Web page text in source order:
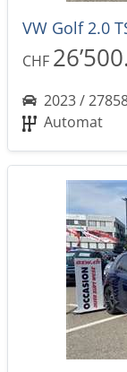
VW Golf 2.0
CHF
2023 /
Automat